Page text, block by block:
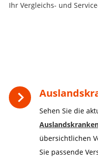
Ihr Vergleichs- und
Sehen Sie die
übersichtlichen
Sie passende